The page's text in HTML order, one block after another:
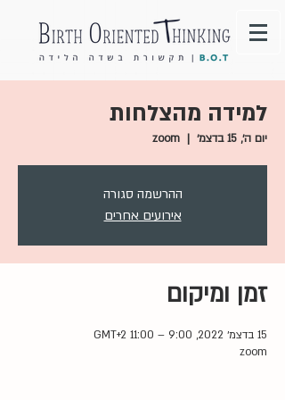
למידה מהצלחות
יום ה׳, 15 בדצמ׳
  |
zoom
ההרשמה סגורה
אירועים אחרים
זמן ומיקום
15 בדצמ׳ 2022, 9:00 – 11:00 GMT‎+2‎
zoom